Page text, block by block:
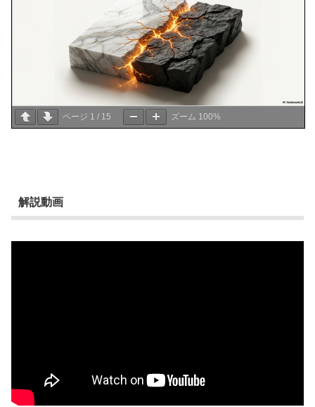
ページ 1 / 15 ズーム 100%
解説動画